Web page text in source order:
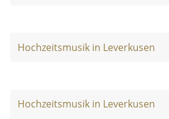
Hochzeitsmusik in Leverkusen
Hochzeitsmusik in Leverkusen